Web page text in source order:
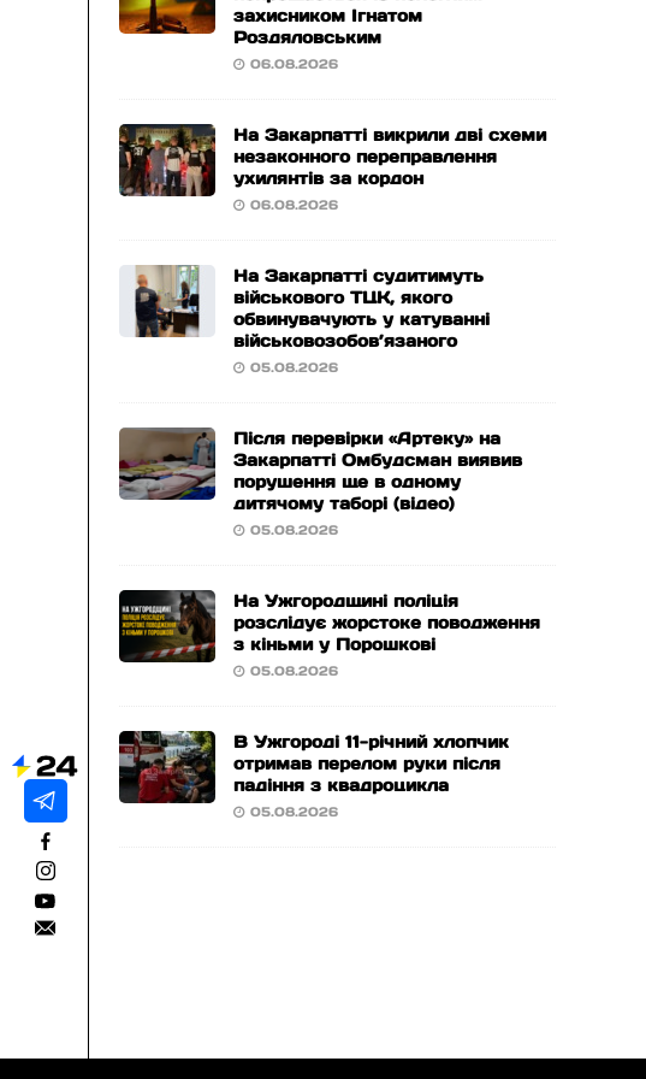
захисником Ігнатом
Роздяловським
06.08.2026
На Закарпатті викрили дві схеми
незаконного переправлення
ухилянтів за кордон
06.08.2026
На Закарпатті судитимуть
військового ТЦК, якого
обвинувачують у катуванні
військовозобов’язаного
05.08.2026
Після перевірки «Артеку» на
Закарпатті Омбудсман виявив
порушення ще в одному
дитячому таборі (відео)
05.08.2026
На Ужгородщині поліція
розслідує жорстоке поводження
з кіньми у Порошкові
05.08.2026
В Ужгороді 11-річний хлопчик
отримав перелом руки після
падіння з квадроцикла
05.08.2026